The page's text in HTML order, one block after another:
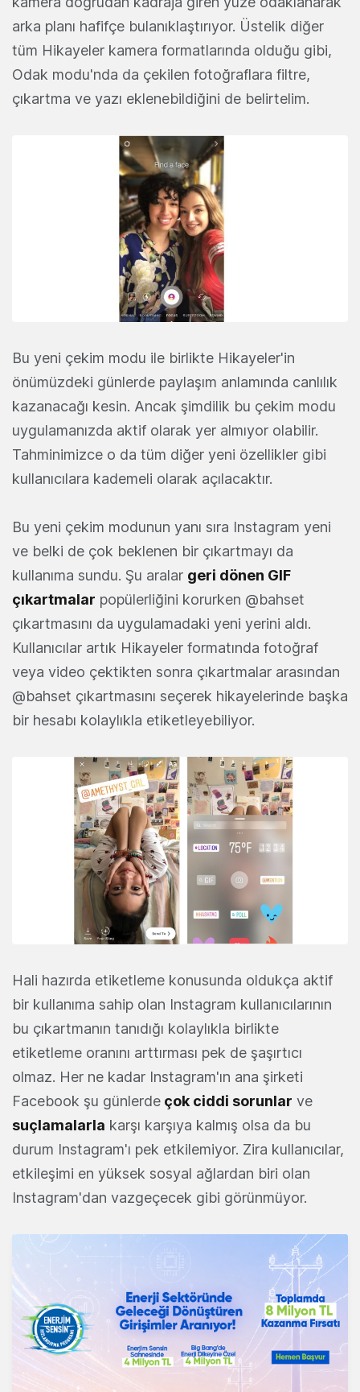
arka planı hafifçe bulanıklaştırıyor. Üstelik diğer
tüm Hikayeler kamera formatlarında olduğu gibi,
Odak modu'nda da çekilen fotoğraflara filtre,
çıkartma ve yazı eklenebildiğini de belirtelim.
Bu yeni çekim modu ile birlikte Hikayeler'in
önümüzdeki günlerde paylaşım anlamında canlılık
kazanacağı kesin. Ancak şimdilik bu çekim modu
uygulamanızda aktif olarak yer almıyor olabilir.
Tahminimizce o da tüm diğer yeni özellikler gibi
kullanıcılara kademeli olarak açılacaktır.
Bu yeni çekim modunun yanı sıra Instagram yeni
ve belki de çok beklenen bir çıkartmayı da
kullanıma sundu. Şu aralar geri dönen GIF
çıkartmalar popülerliğini korurken @bahset
çıkartmasını da uygulamadaki yeni yerini aldı.
Kullanıcılar artık Hikayeler formatında fotoğraf
veya video çektikten sonra çıkartmalar arasından
@bahset çıkartmasını seçerek hikayelerinde başka
bir hesabı kolaylıkla etiketleyebiliyor.
Hali hazırda etiketleme konusunda oldukça aktif
bir kullanıma sahip olan Instagram kullanıcılarının
bu çıkartmanın tanıdığı kolaylıkla birlikte
etiketleme oranını arttırması pek de şaşırtıcı
olmaz. Her ne kadar Instagram'ın ana şirketi
Facebook şu günlerde çok ciddi sorunlar ve
suçlamalarla karşı karşıya kalmış olsa da bu
durum Instagram'ı pek etkilemiyor. Zira kullanıcılar,
etkileşimi en yüksek sosyal ağlardan biri olan
Instagram'dan vazgeçecek gibi görünmüyor.